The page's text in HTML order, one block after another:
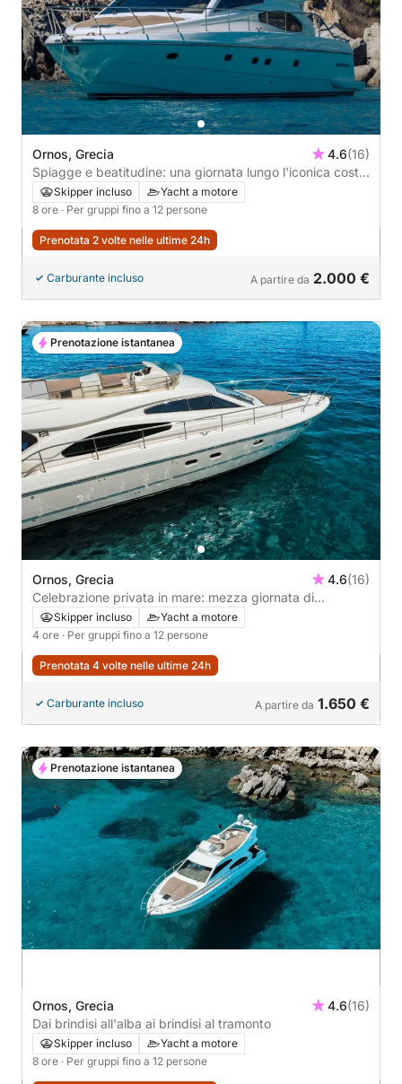
Ornos, Grecia 4.6(16)
Spiagge e beatitudine: una giornata lungo l'iconica costa
di Mykonos
Skipper incluso
Yacht a motore
8 ore · Per gruppi fino a 12 persone
Prenotata 2 volte nelle ultime 24h
Carburante incluso A partire da 2.000 €
Ornos, Grecia 4.6(16)
Celebrazione privata in mare: mezza giornata di
eleganza, gusto e gioia
Skipper incluso
Yacht a motore
4 ore · Per gruppi fino a 12 persone
Prenotata 4 volte nelle ultime 24h
Carburante incluso A partire da 1.650 €
Prenotazione istantanea
Ornos, Grecia 4.6(16)
Dai brindisi all'alba ai brindisi al tramonto
Skipper incluso
Yacht a motore
8 ore · Per gruppi fino a 12 persone
Prenotazione istantanea